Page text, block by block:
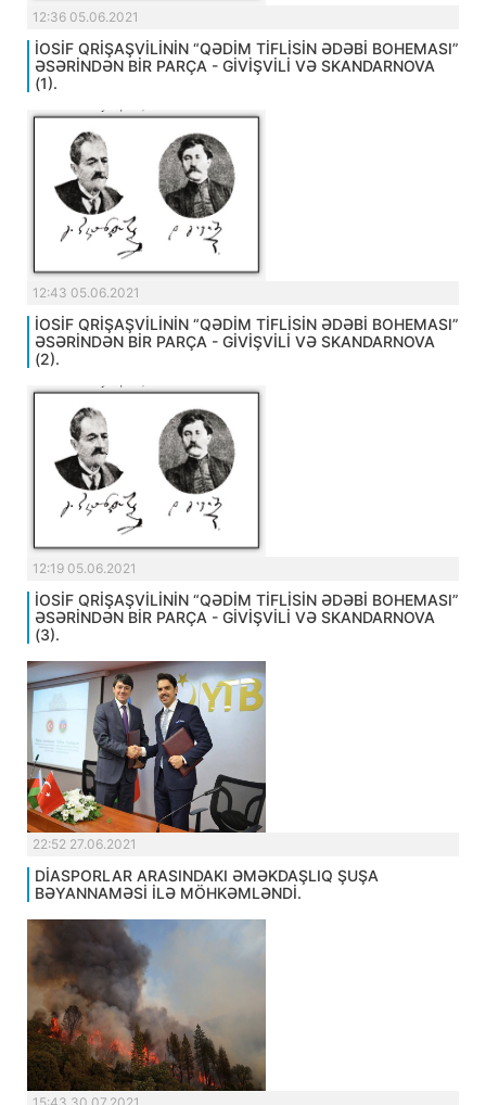
12:36 05.06.2021
İOSİF QRİŞAŞVİLİNİN “QƏDİM TİFLİSİN ƏDƏBİ BOHEMASI”
ƏSƏRİNDƏN BİR PARÇA - GİVİŞVİLİ VƏ SKANDARNOVA
(1).
12:43 05.06.2021
İOSİF QRİŞAŞVİLİNİN “QƏDİM TİFLİSİN ƏDƏBİ BOHEMASI”
ƏSƏRİNDƏN BİR PARÇA - GİVİŞVİLİ VƏ SKANDARNOVA
(2).
12:19 05.06.2021
İOSİF QRİŞAŞVİLİNİN “QƏDİM TİFLİSİN ƏDƏBİ BOHEMASI”
ƏSƏRİNDƏN BİR PARÇA - GİVİŞVİLİ VƏ SKANDARNOVA
(3).
22:52 27.06.2021
DİASPORLAR ARASINDAKI ƏMƏKDAŞLIQ ŞUŞA
BƏYANNAMƏSİ İLƏ MÖHKƏMLƏNDİ.